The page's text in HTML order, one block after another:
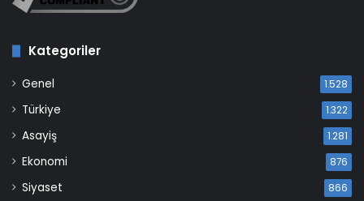
Kategoriler
Genel 1.528
Türkiye 1.322
Asayiş 1.281
Ekonomi 876
Siyaset 866